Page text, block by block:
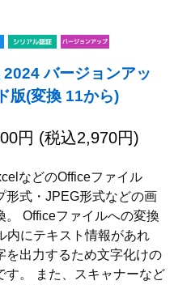
バージョンアッ
版(変換 11から)
円 (税込2,970円)
などのOfficeファイル
形式・JPEG形式などの画
。 Officeファイルへの変換
内にテキスト情報があれ
を出力するため文字化けの
す。 また、スキャナーなど